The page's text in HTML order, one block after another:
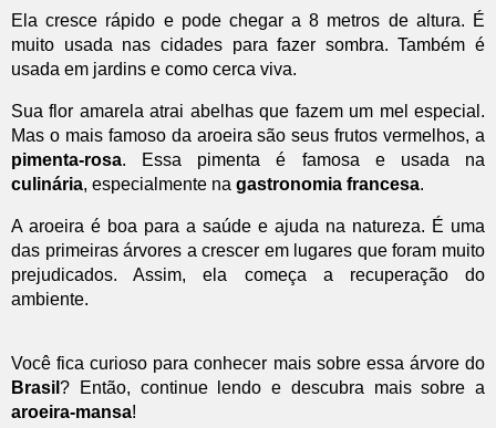
Ela cresce rápido e pode chegar a 8 metros de altura. É
muito usada nas cidades para fazer sombra. Também é
usada em jardins e como cerca viva.
Sua flor amarela atrai abelhas que fazem um mel especial.
Mas o mais famoso da aroeira são seus frutos vermelhos, a
pimenta-rosa. Essa pimenta é famosa e usada na
culinária, especialmente na gastronomia francesa.
A aroeira é boa para a saúde e ajuda na natureza. É uma
das primeiras árvores a crescer em lugares que foram muito
prejudicados. Assim, ela começa a recuperação do
ambiente.
Você fica curioso para conhecer mais sobre essa árvore do
Brasil ? Então, continue lendo e descubra mais sobre a
aroeira-mansa!